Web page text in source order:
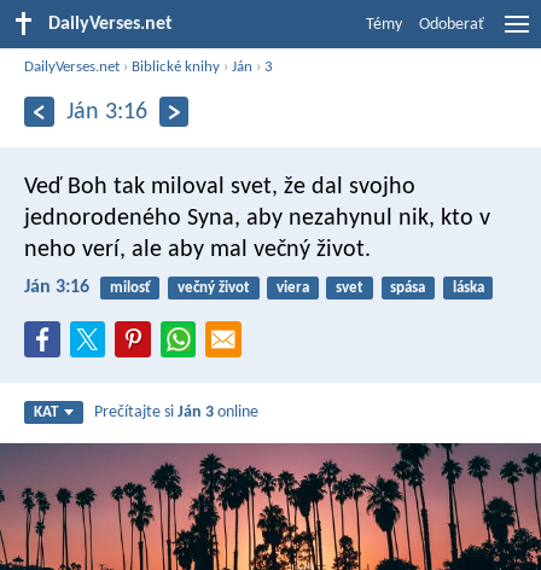
DailyVerses.net Témy Odoberať
DailyVerses.net › Biblické knihy ›Ján ›3
Ján 3:16
Veď Boh tak miloval svet, že dal svojho
jednorodeného Syna, aby nezahynul nik, kto v
neho verí, ale aby mal večný život.
Ján 3:16 milosť večný život viera svet spása láska
KAT Prečítajte siJán 3 online